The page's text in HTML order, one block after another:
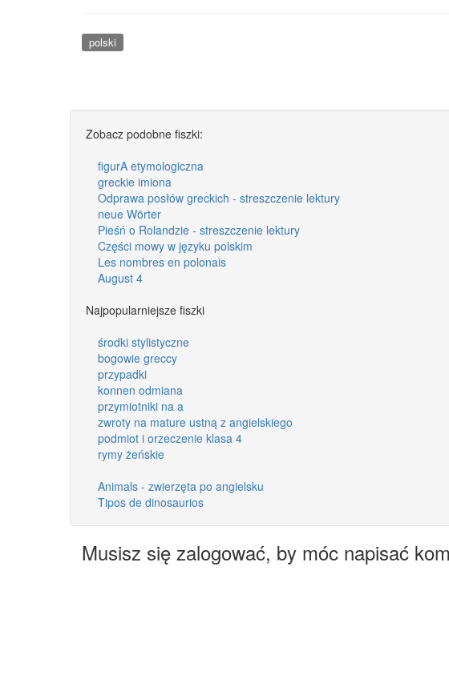
polski
Zobacz podobne fiszki:
figurA etymologiczna
greckie imiona
Odprawa posłów greckich - streszczenie lektury
neue Wörter
Pieśń o Rolandzie - streszczenie lektury
Części mowy w języku polskim
Les nombres en polonais
August 4
Najpopularniejsze fiszki
środki stylistyczne
bogowie greccy
przypadki
konnen odmiana
przymiotniki na a
zwroty na mature ustną z angielskiego
podmiot i orzeczenie klasa 4
rymy żeńskie
Animals - zwierzęta po angielsku
Tipos de dinosaurios
Musisz się zalogować, by móc napisać